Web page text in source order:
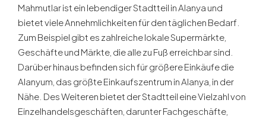
Mahmutlar ist ein lebendiger Stadtteil in Alanya und
bietet viele Annehmlichkeiten für den täglichen Bedarf.
Zum Beispiel gibt es zahlreiche lokale Supermärkte,
Geschäfte und Märkte, die alle zu Fuß erreichbar sind.
Darüber hinaus befinden sich für größere Einkäufe die
Alanyum, das größte Einkaufszentrum in Alanya, in der
Nähe. Des Weiteren bietet der Stadtteil eine Vielzahl von
Einzelhandelsgeschäften, darunter Fachgeschäfte,